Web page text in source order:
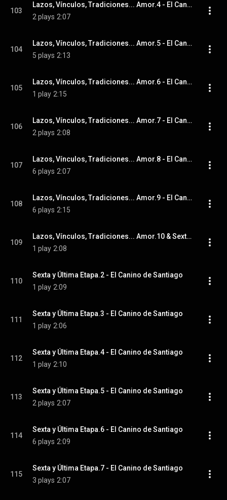
103
Lazos, Vínculos, Tradiciones... Amor.4 - El Canino de Santiago
2 plays 2:07
104
Lazos, Vínculos, Tradiciones... Amor.5 - El Canino de Santiago
5 plays 2:13
105
Lazos, Vínculos, Tradiciones... Amor.6 - El Canino de Santiago
1 play 2:15
106
Lazos, Vínculos, Tradiciones... Amor.7 - El Canino de Santiago
2 plays 2:08
107
Lazos, Vínculos, Tradiciones... Amor.8 - El Canino de Santiago
6 plays 2:07
108
Lazos, Vínculos, Tradiciones... Amor.9 - El Canino de Santiago
6 plays 2:15
109
Lazos, Vínculos, Tradiciones... Amor.10 & Sexta y Última Etapa.1 - El Canino de Santiago
1 play 2:08
110
Sexta y Última Etapa.2 - El Canino de Santiago
1 play 2:09
111
Sexta y Última Etapa.3 - El Canino de Santiago
1 play 2:06
112
Sexta y Última Etapa.4 - El Canino de Santiago
1 play 2:10
113
Sexta y Última Etapa.5 - El Canino de Santiago
2 plays 2:07
114
Sexta y Última Etapa.6 - El Canino de Santiago
6 plays 2:09
115
Sexta y Última Etapa.7 - El Canino de Santiago
3 plays 2:07